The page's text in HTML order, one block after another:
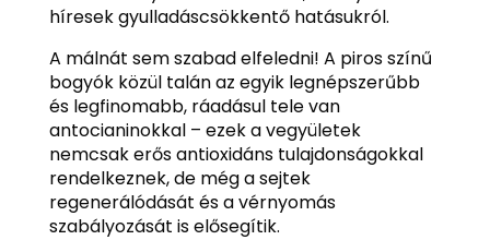
híresek gyulladáscsökkentő hatásukról.
A málnát sem szabad elfeledni! A piros színű
bogyók közül talán az egyik legnépszerűbb
és legfinomabb, ráadásul tele van
antocianinokkal – ezek a vegyületek
nemcsak erős antioxidáns tulajdonságokkal
rendelkeznek, de még a sejtek
regenerálódását és a vérnyomás
szabályozását is elősegítik.